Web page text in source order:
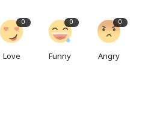
0
Love
0
Funny
0
Angry